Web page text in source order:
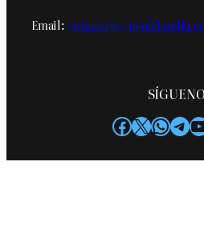
Email:
Facebook
X